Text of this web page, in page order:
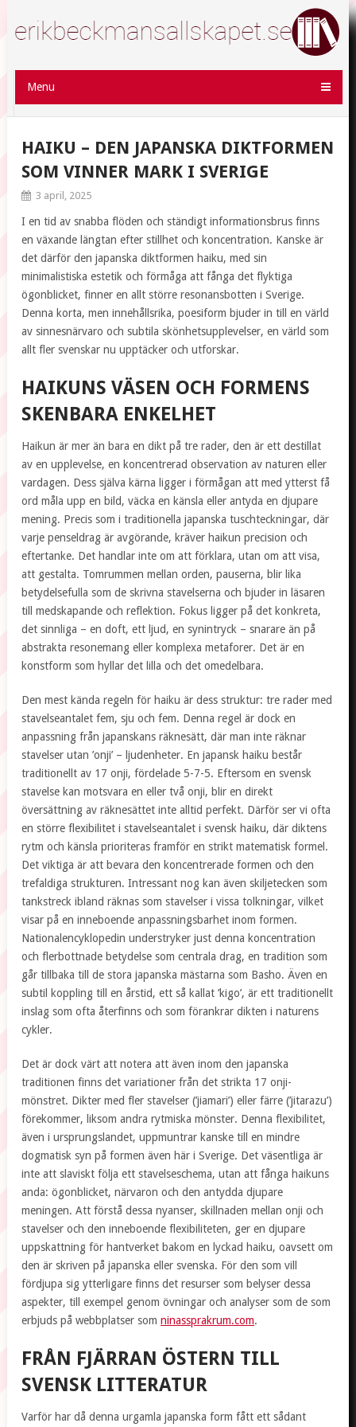
Menu
HAIKU – DEN JAPANSKA DIKTFORMEN
SOM VINNER MARK I SVERIGE
3 april, 2025
I en tid av snabba flöden och ständigt informationsbrus finns
en växande längtan efter stillhet och koncentration. Kanske är
det därför den japanska diktformen haiku, med sin
minimalistiska estetik och förmåga att fånga det flyktiga
ögonblicket, finner en allt större resonansbotten i Sverige.
Denna korta, men innehållsrika, poesiform bjuder in till en värld
av sinnesnärvaro och subtila skönhetsupplevelser, en värld som
allt fler svenskar nu upptäcker och utforskar.
HAIKUNS VÄSEN OCH FORMENS
SKENBARA ENKELHET
Haikun är mer än bara en dikt på tre rader, den är ett destillat
av en upplevelse, en koncentrerad observation av naturen eller
vardagen. Dess själva kärna ligger i förmågan att med ytterst få
ord måla upp en bild, väcka en känsla eller antyda en djupare
mening. Precis som i traditionella japanska tuschteckningar, där
varje penseldrag är avgörande, kräver haikun precision och
eftertanke. Det handlar inte om att förklara, utan om att visa,
att gestalta. Tomrummen mellan orden, pauserna, blir lika
betydelsefulla som de skrivna stavelserna och bjuder in läsaren
till medskapande och reflektion. Fokus ligger på det konkreta,
det sinnliga – en doft, ett ljud, en synintryck – snarare än på
abstrakta resonemang eller komplexa metaforer. Det är en
konstform som hyllar det lilla och det omedelbara.
Den mest kända regeln för haiku är dess struktur: tre rader med
stavelseantalet fem, sju och fem. Denna regel är dock en
anpassning från japanskans räknesätt, där man inte räknar
stavelser utan ’onji’ – ljudenheter. En japansk haiku består
traditionellt av 17 onji, fördelade 5-7-5. Eftersom en svensk
stavelse kan motsvara en eller två onji, blir en direkt
översättning av räknesättet inte alltid perfekt. Därför ser vi ofta
en större flexibilitet i stavelseantalet i svensk haiku, där diktens
rytm och känsla prioriteras framför en strikt matematisk formel.
Det viktiga är att bevara den koncentrerade formen och den
trefaldiga strukturen. Intressant nog kan även skiljetecken som
tankstreck ibland räknas som stavelser i vissa tolkningar, vilket
visar på en inneboende anpassningsbarhet inom formen.
Nationalencyklopedin understryker just denna koncentration
och flerbottnade betydelse som centrala drag, en tradition som
går tillbaka till de stora japanska mästarna som Basho. Även en
subtil koppling till en årstid, ett så kallat ’kigo’, är ett traditionellt
inslag som ofta återfinns och som förankrar dikten i naturens
cykler.
Det är dock värt att notera att även inom den japanska
traditionen finns det variationer från det strikta 17 onji-
mönstret. Dikter med fler stavelser (’jiamari’) eller färre (’jitarazu’)
förekommer, liksom andra rytmiska mönster. Denna flexibilitet,
även i ursprungslandet, uppmuntrar kanske till en mindre
dogmatisk syn på formen även här i Sverige. Det väsentliga är
inte att slaviskt följa ett stavelseschema, utan att fånga haikuns
anda: ögonblicket, närvaron och den antydda djupare
meningen. Att förstå dessa nyanser, skillnaden mellan onji och
stavelser och den inneboende flexibiliteten, ger en djupare
uppskattning för hantverket bakom en lyckad haiku, oavsett om
den är skriven på japanska eller svenska. För den som vill
fördjupa sig ytterligare finns det resurser som belyser dessa
aspekter, till exempel genom övningar och analyser som de som
erbjuds på webbplatser som ninassprakrum.com.
FRÅN FJÄRRAN ÖSTERN TILL
SVENSK LITTERATUR
Varför har då denna urgamla japanska form fått ett sådant